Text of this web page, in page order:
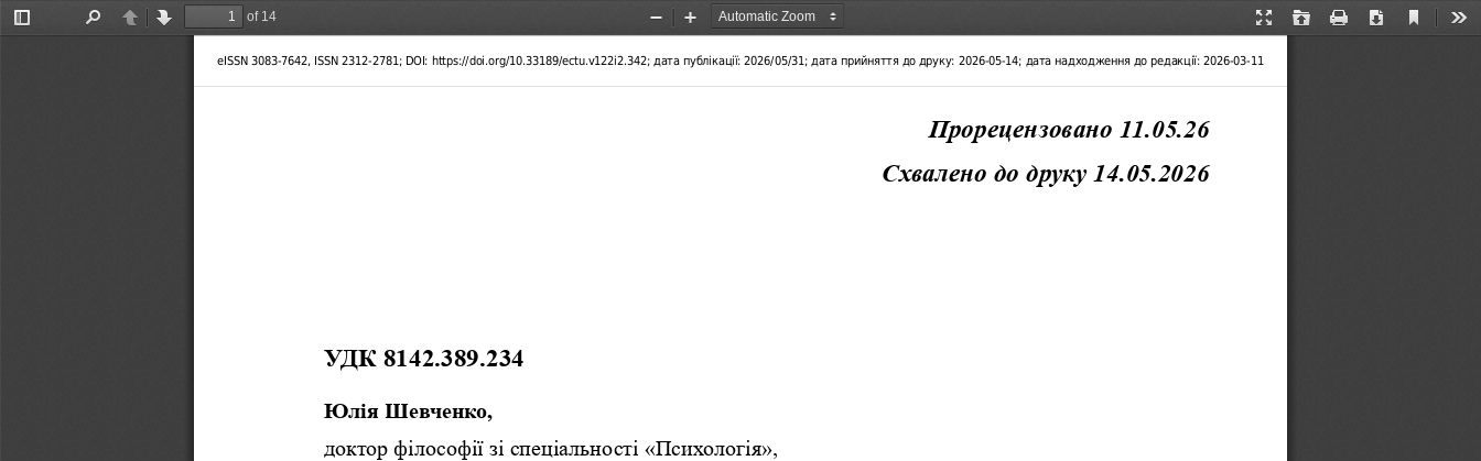
Toggle
PreviousNext
of 14
Presentation
Open Print Download
Current
Zoom
Zoom
Прорецензовано 11.05.26
Схвалено до друку 14.05.2026
УДК 8142.389.234
Юлія Шевченко,
доктор філософії зі спеціальності «Психологія»,
eISSN 3083-7642, ISSN 2312-2781; DOI: https://doi.org/10.33189/ectu.v122i2.342; дата публікації: 2026/05/31; дата прийняття до друку: 2026-05-14; дата надходження до редакції: 2026-03-11